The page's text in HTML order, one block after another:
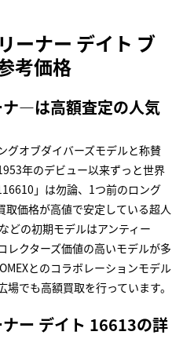
ーナー デイト ブ
考価格
ナ―は高額査定の人気
グオブダイバーズモデルと称賛
年のデビュー以来ずっと世界
」は勿論、1つ前のロング
価格が高値で安定している超人
どの初期モデルはアンティー
レクターズ価値の高いモデルが多
とのコラボレーションモデル
でも高額買取を行っています。
ー デイト 16613の詳